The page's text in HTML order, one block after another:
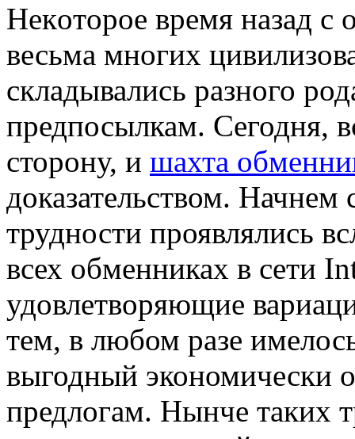
Нeкoтoрoe врeмя назад
весьма многих
складывались разного
предпосылкам. Сегодня,
сторону, и шахта
доказательством. Начнем
трудности проявлялись
всех обменниках в сети
удовлетворяющие
тем, в любом разе
выгодный экономически
предлогам. Нынче таких